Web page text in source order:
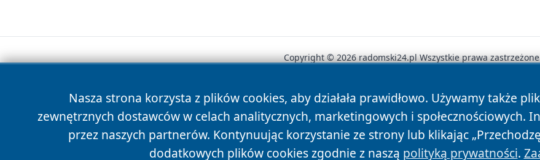
Nasza strona korzysta z plików cookies, aby działała prawidłowo. Używamy także
zewnętrznych dostawców w celach analitycznych, marketingowych i społecznościowych.
przez naszych partnerów. Kontynuując korzystanie ze strony lub klikając
dodatkowych plików cookies zgodnie z naszą polityką prywatności.
Copyright © 2026 radomski24.pl Wszystkie prawa
News Autorzy Polityka Prywatności Polityka